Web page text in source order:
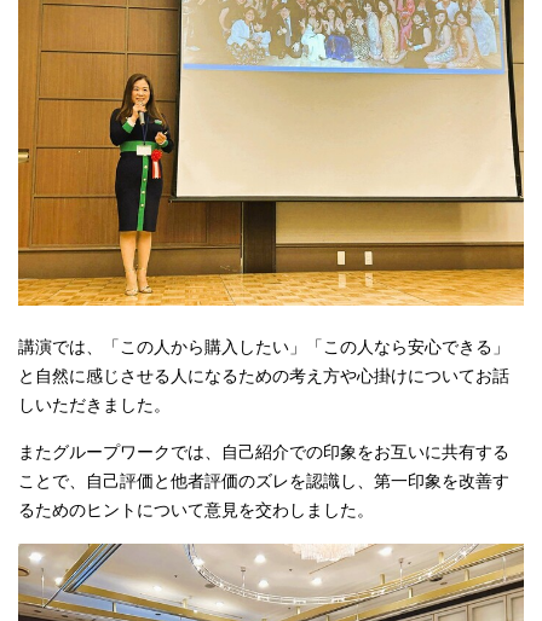
講演では、「この人から購入したい」「この人なら安心できる」
と自然に感じさせる人になるための考え方や心掛けについてお話
しいただきました。
またグループワークでは、自己紹介での印象をお互いに共有する
ことで、自己評価と他者評価のズレを認識し、第一印象を改善す
るためのヒントについて意見を交わしました。